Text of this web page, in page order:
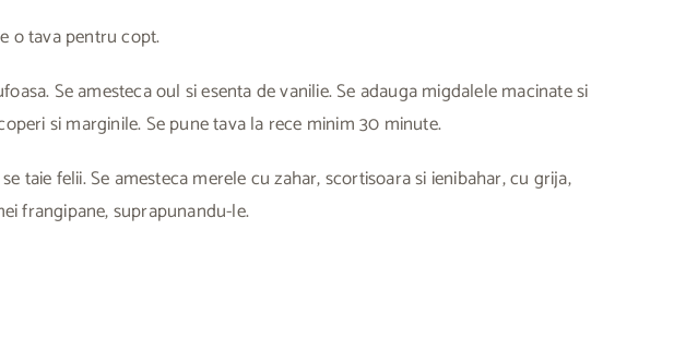
o tava pentru copt.
Se amesteca oul si esenta de vanilie. Se adauga migdalele macinate si
si marginile. Se pune tava la rece minim 30 minute.
taie felii. Se amesteca merele cu zahar, scortisoara si ienibahar, cu grija,
frangipane, suprapunandu-le.